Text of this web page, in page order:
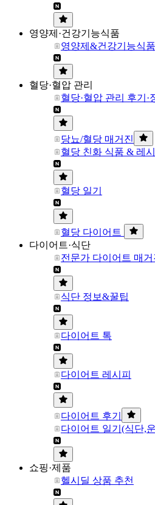
영양제·건강기능식품
영양제&건강기능식
혈당·혈압 관리
혈당·혈압 관리 후기·
당뇨/혈당 매거진
혈당 친화 식품 & 레시
혈당 일기
혈당 다이어트
다이어트·식단
전문가 다이어트 매거
식단 정보&꿀팁
다이어트 톡
다이어트 레시피
다이어트 후기
다이어트 일기(식단,
쇼핑·제품
헬시딜 상품 추천